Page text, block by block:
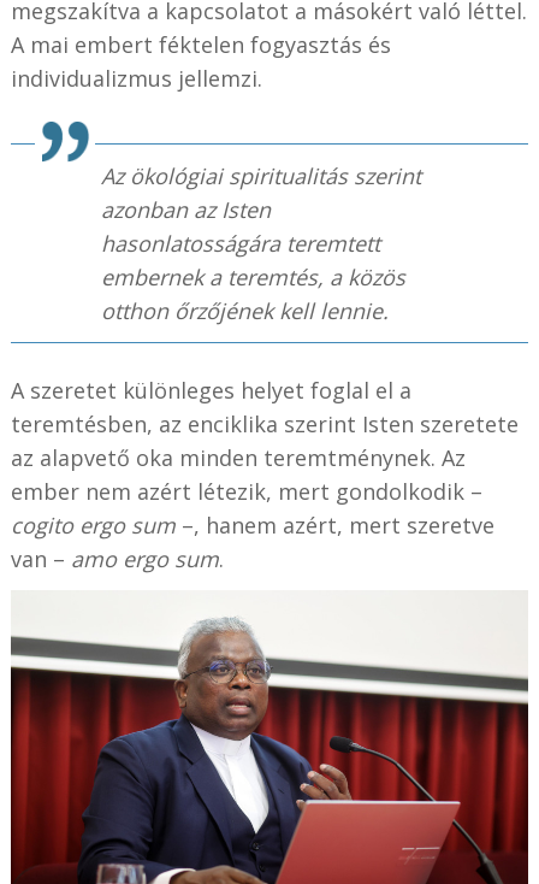
megszakítva a kapcsolatot a másokért való léttel.
A mai embert féktelen fogyasztás és
individualizmus jellemzi.
Az ökológiai spiritualitás szerint
azonban az Isten
hasonlatosságára teremtett
embernek a teremtés, a közös
otthon őrzőjének kell lennie.
A szeretet különleges helyet foglal el a
teremtésben, az enciklika szerint Isten szeretete
az alapvető oka minden teremtménynek. Az
ember nem azért létezik, mert gondolkodik –
cogito ergo sum–, hanem azért, mert szeretve
van – amo ergo sum.